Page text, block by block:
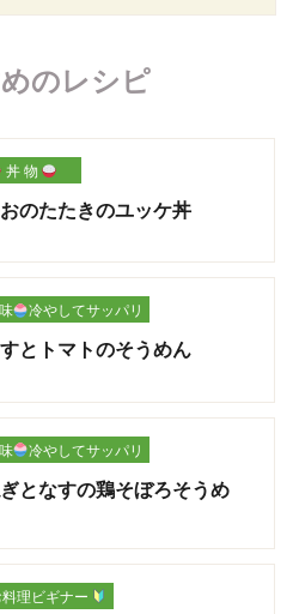
のレシピ
丼 物
のたたきのユッケ丼
冷やしてサッパリ
とトマトのそうめん
冷やしてサッパリ
となすの鶏そぼろそうめ
料理ビギナー